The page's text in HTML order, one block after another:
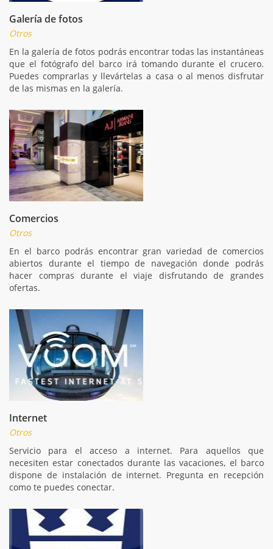
Galería de fotos
Otros
En la galería de fotos podrás encontrar todas las instantáneas
que el fotógrafo del barco irá tomando durante el crucero.
Puedes comprarlas y llevártelas a casa o al menos disfrutar
de las mismas en la galería.
Comercios
Otros
En el barco podrás encontrar gran variedad de comercios
abiertos durante el tiempo de navegación donde podrás
hacer compras durante el viaje disfrutando de grandes
ofertas.
Internet
Otros
Servicio para el acceso a internet. Para aquellos que
necesiten estar conectados durante las vacaciones, el barco
dispone de instalación de internet. Pregunta en recepción
como te puedes conectar.